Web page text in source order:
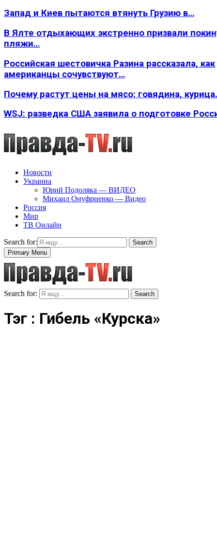
Запад и Киев пытаются втянуть Грузию в…
В Ялте отдыхающих экстренно призвали
пляжи…
Российская шестовичка Разина рассказала, как
американцы сочувствуют…
Почему растут цены на мясо: говядина,
WSJ: разведка США заявила о подготовке
Новости
Украина
Юрий Подоляка — ВИДЕО
Михаил Онуфриенко — Видео
Россия
Мир
ТВ Онлайн
Search for:
Search
Primary Menu
Search for: Search
Тэг : Гибель «Курска»